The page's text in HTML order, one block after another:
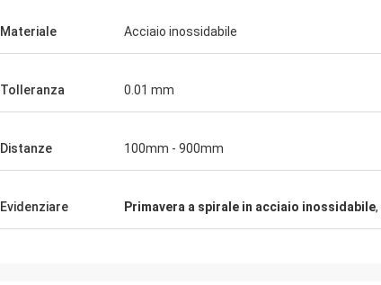
Materiale Acciaio inossidabile
Tolleranza 0.01 mm
Distanze 100mm - 900mm
Evidenziare Primavera a spirale in acciaio inossidabile,